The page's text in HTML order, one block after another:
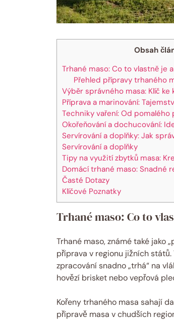
Obsah
Trhané maso: Co to vlastně je
Přehled přípravy trhaného
Výběr správného masa: Klíč
Příprava a marinování:
Techniky vaření: Od
Okořeňování a dochucování:
Servírování a doplňky: Jak
Servírování a doplňky
Tipy na využití zbytků masa:
Domácí trhané maso: Snadné
Časté Dotazy
Klíčové Poznatky
Trhané maso: Co to
Trhané maso, známé také jako
příprava v regionu jižních
zpracování snadno „trhá“ na
hovězí brisket nebo vepřová
Kořeny trhaného masa sahají
přípravě masa v chudších